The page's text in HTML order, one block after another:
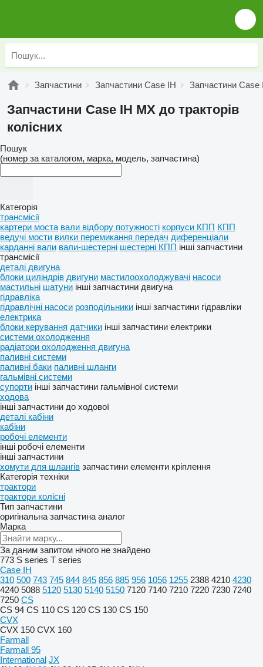
Запчастини Запчастини Case IH Запчастини Case
Запчастини Case IH MX до тракторів
колісних
Пошук
(номер за каталогом, марка, модель, запчастина)
Категорія
трансмісії
картери моста вали відбору потужності корпуси КПП КПП
ведучі мости вилки перемикання передач диференціали
карданні вали вали-шестерні шестерні КПП інші запчастини
трансмісії
деталі двигуна
блоки циліндрів двигуни мастилоохолоджувачі насоси
мастильні шатуни інші запчастини двигуна
гідравліка
гідравлічні насоси розподільники інші запчастини гідравліки
електрика
блоки керування датчики інші запчастини електрики
системи охолодження
радіатори охолодження двигуна
паливні системи
паливні баки паливні шланги
гальмівні системи
супорти інші запчастини гальмівної системи
ходова
інші запчастини до ходової
деталі кабіни
кабіни
робочі елементи
інші робочі елементи
інші запчастини
хомути для шлангів запчастини елементи кріплення
Категорія техніки
трактори
трактори колісні
Тип запчастини
оригінальна запчастина аналог
Марка
За даним запитом нічого не знайдено
773 S series T series
Case IH
310 500 743 745 844 845 856 885 956 1056 1255 2388 4210 4230
4240 5088 5120 5130 5140 5150 7120 7140 7210 7220 7230 7240
7250 CS
CS 94 CS 110 CS 120 CS 130 CS 150
CVX
CVX 150 CVX 160
Farmall
Farmall 95
International JX